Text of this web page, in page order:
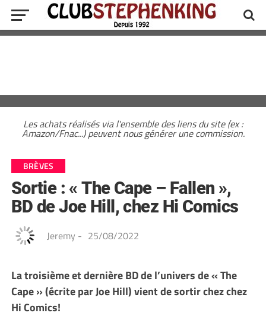
Les achats réalisés via l'ensemble des liens du site (ex :
Amazon/Fnac...) peuvent nous générer une commission.
BRÈVES
Sortie : « The Cape – Fallen »,
BD de Joe Hill, chez Hi Comics
Jeremy - 25/08/2022
La troisième et dernière BD de l’univers de « The
Cape » (écrite par Joe Hill) vient de sortir chez chez
Hi Comics!